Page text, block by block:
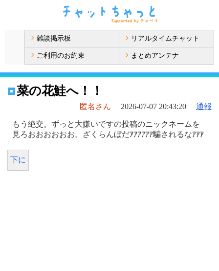
雑談掲示板 リアルタイムチャット
ご利用のお約束 まとめアンテナ
菜の花鮭へ！！
匿名さん 2026-07-07 20:43:20 通報
もう絶交。ずっと大嫌いですの投稿のニックネームを
見ろおおおおおお。ざくらんぼだｱｱｱｱｱｱ騙されるなｱｱｱ
下に